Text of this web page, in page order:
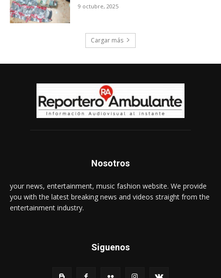
9 octubre, 2025
Cargar más
Nosotros
your news, entertainment, music fashion website. We provide
you with the latest breaking news and videos straight from the
entertainment industry.
Siguenos